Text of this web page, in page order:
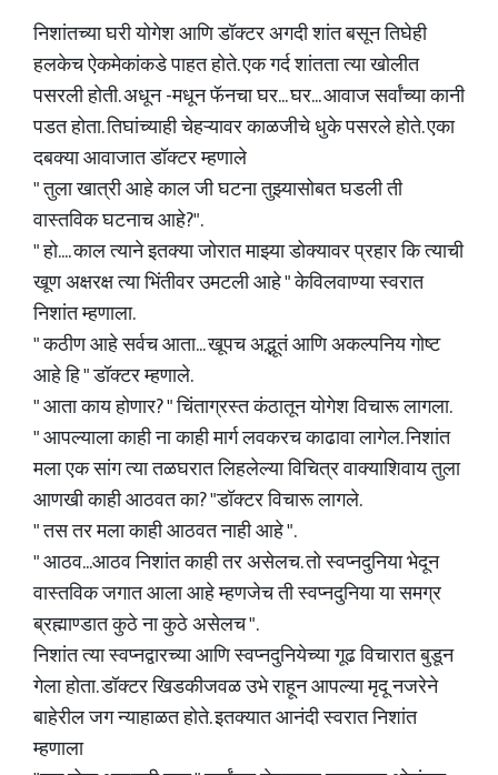
निशांतच्या घरी योगेश आणि डॉक्टर अगदी शांत बसून तिघेही
हलकेच ऐकमेकांकडे पाहत होते. एक गर्द शांतता त्या खोलीत
पसरली होती. अधून -मधून फॅनचा घर... घर... आवाज सर्वांच्या कानी
पडत होता. तिघांच्याही चेहऱ्यावर काळजीचे धुके पसरले होते. एका
दबक्या आवाजात डॉक्टर म्हणाले
" तुला खात्री आहे काल जी घटना तुझ्यासोबत घडली ती
वास्तविक घटनाच आहे?".
" हो.... काल त्याने इतक्या जोरात माझ्या डोक्यावर प्रहार कि त्याची
खूण अक्षरक्ष त्या भिंतीवर उमटली आहे " केविलवाण्या स्वरात
निशांत म्हणाला.
" कठीण आहे सर्वच आता... खूपच अद्भूतं आणि अकल्पनिय गोष्ट
आहे हि " डॉक्टर म्हणाले.
" आता काय होणार? " चिंताग्रस्त कंठातून योगेश विचारू लागला.
" आपल्याला काही ना काही मार्ग लवकरच काढावा लागेल. निशांत
मला एक सांग त्या तळघरात लिहलेल्या विचित्र वाक्याशिवाय तुला
आणखी काही आठवत का? "डॉक्टर विचारू लागले.
" तस तर मला काही आठवत नाही आहे ".
" आठव...आठव निशांत काही तर असेलच. तो स्वप्नदुनिया भेदून
वास्तविक जगात आला आहे म्हणजेच ती स्वप्नदुनिया या समग्र
ब्रह्माण्डात कुठे ना कुठे असेलच ".
निशांत त्या स्वप्नद्वारच्या आणि स्वप्नदुनियेच्या गूढ विचारात बुडून
गेला होता. डॉक्टर खिडकीजवळ उभे राहून आपल्या मृदू नजरेने
बाहेरील जग न्याहाळत होते. इतक्यात आनंदी स्वरात निशांत
म्हणाला